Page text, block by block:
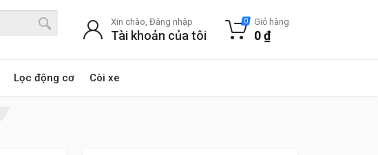
Lọc động cơ Còi xe
Xin chào, Đăng nhập
Tài khoản của tôi
0 Giỏ hàng
0₫